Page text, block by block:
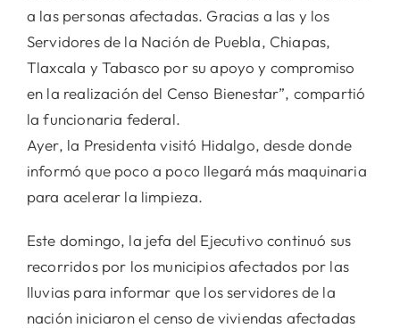
a las personas afectadas. Gracias a las y los
Servidores de la Nación de Puebla, Chiapas,
Tlaxcala y Tabasco por su apoyo y compromiso
en la realización del Censo Bienestar”, compartió
la funcionaria federal.
Ayer, la Presidenta visitó Hidalgo, desde donde
informó que poco a poco llegará más maquinaria
para acelerar la limpieza.
Este domingo, la jefa del Ejecutivo continuó sus
recorridos por los municipios afectados por las
lluvias para informar que los servidores de la
nación iniciaron el censo de viviendas afectadas